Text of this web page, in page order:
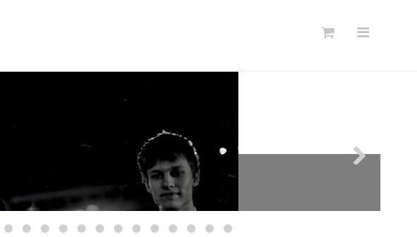
Links
Shop
Blog